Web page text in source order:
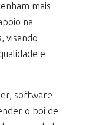
mais
na
visando
e
software
o boi de